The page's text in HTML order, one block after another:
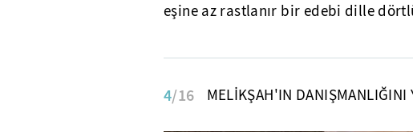
eşine az rastlanır bir edebi dille
4/16 MELİKŞAH'IN DANIŞMANLIĞINI